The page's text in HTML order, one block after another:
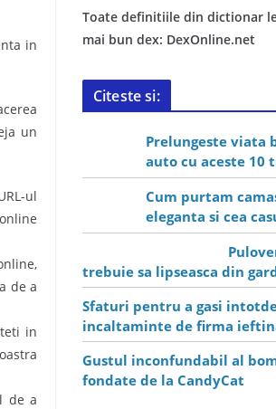
in
un
ul
de a
in
de a
Toate definitiile din dictionar
mai bun dex: DexOnline.net
Citeste si:
Prelungeste viata
auto cu aceste 10
Cum purtam
eleganta si cea
trebuie sa lipseasca din
Sfaturi pentru a gasi
incaltaminte de firma
Gustul inconfundabil al
fondate de la CandyCat